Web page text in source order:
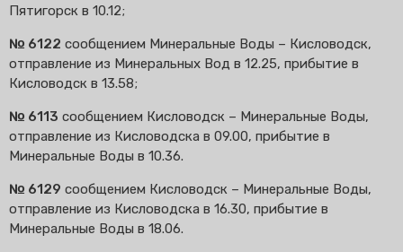
Пятигорск в 10.12;
№ 6122 сообщением Минеральные Воды – Кисловодск,
отправление из Минеральных Вод в 12.25, прибытие в
Кисловодск в 13.58;
№ 6113 сообщением Кисловодск – Минеральные Воды,
отправление из Кисловодска в 09.00, прибытие в
Минеральные Воды в 10.36.
№ 6129 сообщением Кисловодск – Минеральные Воды,
отправление из Кисловодска в 16.30, прибытие в
Минеральные Воды в 18.06.